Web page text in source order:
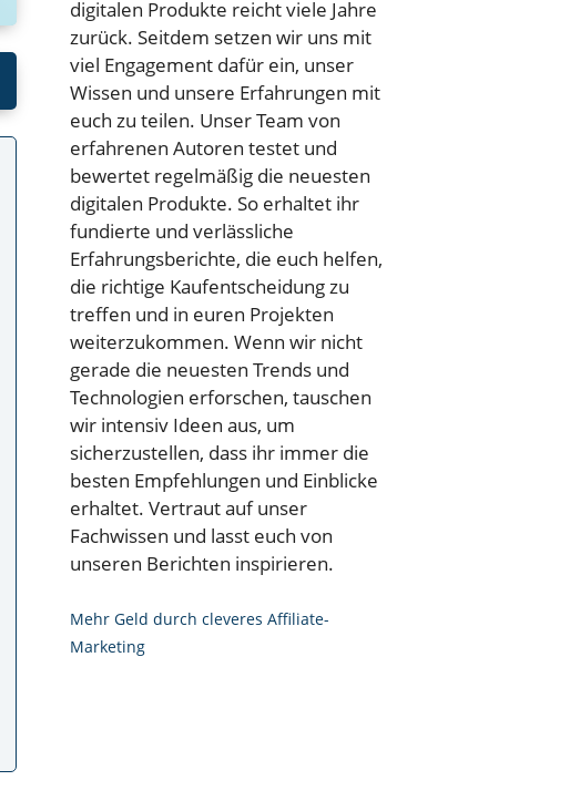
digitalen Produkte reicht viele Jahre
zurück. Seitdem setzen wir uns mit
viel Engagement dafür ein, unser
Wissen und unsere Erfahrungen mit
euch zu teilen. Unser Team von
erfahrenen Autoren testet und
bewertet regelmäßig die neuesten
digitalen Produkte. So erhaltet ihr
fundierte und verlässliche
Erfahrungsberichte, die euch helfen,
die richtige Kaufentscheidung zu
treffen und in euren Projekten
weiterzukommen. Wenn wir nicht
gerade die neuesten Trends und
Technologien erforschen, tauschen
wir intensiv Ideen aus, um
sicherzustellen, dass ihr immer die
besten Empfehlungen und Einblicke
erhaltet. Vertraut auf unser
Fachwissen und lasst euch von
unseren Berichten inspirieren.
Mehr Geld durch cleveres Affiliate-
Marketing